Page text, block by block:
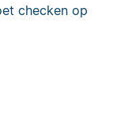
checken op